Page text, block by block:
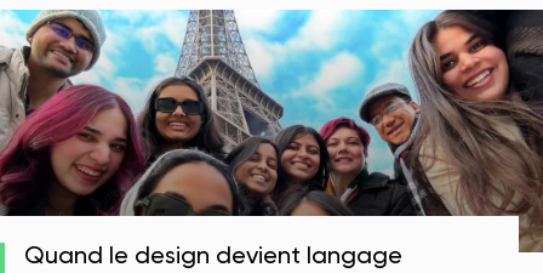
Quand le design devient langage